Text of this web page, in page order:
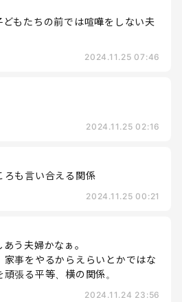
もたちの前では喧嘩をしない夫
2024.11.25 07:46
2024.11.25 02:16
ろも言い合える関係
2024.11.25 00:21
う夫婦かなぁ。
家事をやるからえらいとかではな
張る平等、横の関係。
2024.11.24 23:56